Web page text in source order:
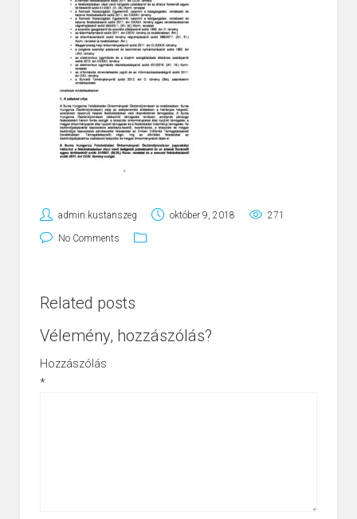
admin.kustanszeg október 9, 2018 271
No Comments
Related posts
Vélemény, hozzászólás?
Hozzászólás
*